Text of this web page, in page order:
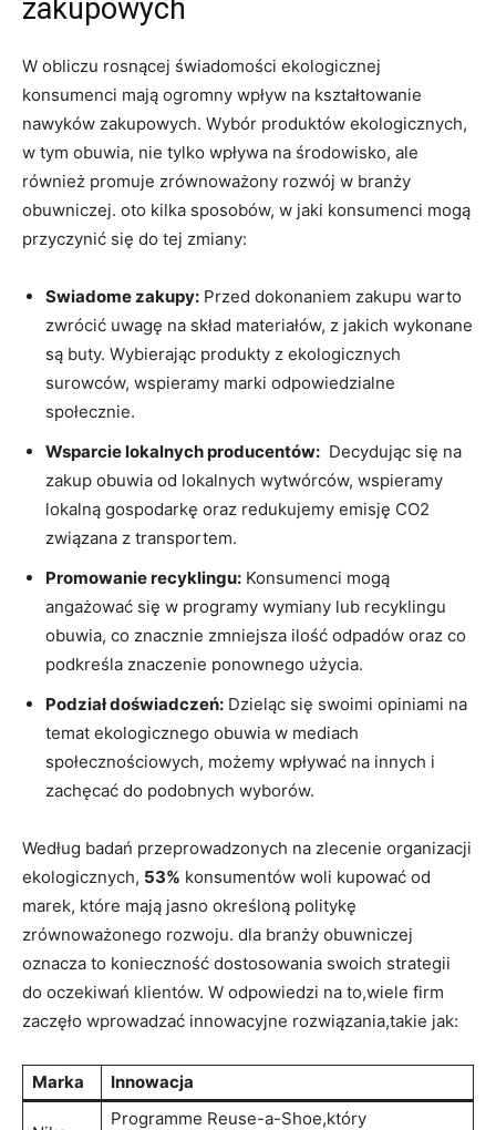
zakupowych
W obliczu rosnącej świadomości ekologicznej
konsumenci‌ mają‍ ogromny wpływ na kształtowanie
nawyków zakupowych. Wybór produktów ⁢ekologicznych,
⁤w tym obuwia, nie tylko wpływa na środowisko, ale
‌również promuje zrównoważony rozwój w branży
obuwniczej.​ oto kilka sposobów,‌ w jaki konsumenci mogą
przyczynić​ się ‍do tej zmiany:
Swiadome zakupy: Przed dokonaniem zakupu warto
zwrócić uwagę na skład materiałów, z jakich​ wykonane
są buty. Wybierając produkty z ekologicznych
surowców, ⁢wspieramy marki odpowiedzialne​
społecznie.
Wsparcie lokalnych producentów: ⁤ Decydując‌ się na
zakup obuwia od ⁤lokalnych wytwórców, wspieramy‍
lokalną gospodarkę oraz⁤ redukujemy emisję CO2
związana z transportem.
Promowanie recyklingu: Konsumenci mogą
angażować się w ⁢programy wymiany lub recyklingu
obuwia, co znacznie zmniejsza ilość odpadów oraz co⁣
podkreśla znaczenie ponownego użycia.
Podział doświadczeń: Dzieląc się swoimi opiniami na
temat ekologicznego⁤ obuwia w ⁣mediach
‌społecznościowych, możemy ⁢wpływać na innych i
⁣zachęcać do​ podobnych wyborów.
Według badań przeprowadzonych​ na zlecenie organizacji
ekologicznych, 53% ⁣konsumentów woli kupować ⁤od
marek, ⁤które‌ mają jasno‍ określoną politykę
zrównoważonego⁢ rozwoju. dla branży obuwniczej
⁢oznacza to konieczność ‍dostosowania ‍swoich‍ strategii
do oczekiwań klientów. W odpowiedzi na‍ to,wiele firm⁤
zaczęło wprowadzać innowacyjne rozwiązania,takie jak:
Marka Innowacja
Programme Reuse-a-Shoe,który‍